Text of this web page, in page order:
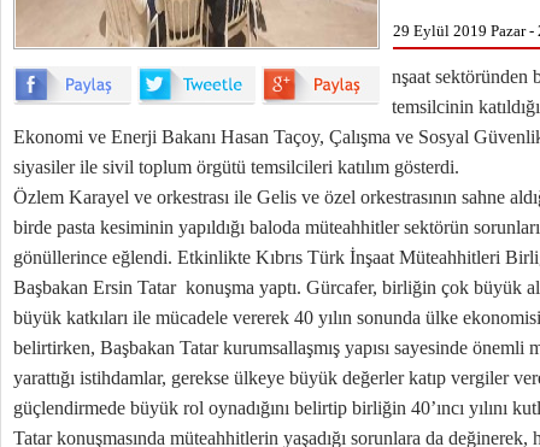
29 Eylül 2019 Pazar -
nşaat sektöründen
temsilcinin
Ekonomi ve Enerji Bakanı Hasan Taçoy, Çalışma ve Sosyal
siyasiler ile sivil toplum örgütü temsilcileri katılım gösterdi.
Özlem Karayel ve orkestrası ile Gelis ve özel orkestrasının sahne
birde pasta kesiminin yapıldığı baloda müteahhitler sektörün
gönüllerince eğlendi. Etkinlikte Kıbrıs Türk İnşaat Müteahhitleri
Başbakan Ersin Tatar konuşma yaptı. Gürcafer, birliğin çok büyük
büyük katkıları ile mücadele vererek 40 yılın sonunda ülke
belirtirken, Başbakan Tatar kurumsallaşmış yapısı sayesinde önemli
yarattığı istihdamlar, gerekse ülkeye büyük değerler katıp vergiler
güçlendirmede büyük rol oynadığını belirtip birliğin 40’ıncı yılını
Tatar konuşmasında müteahhitlerin yaşadığı sorunlara da